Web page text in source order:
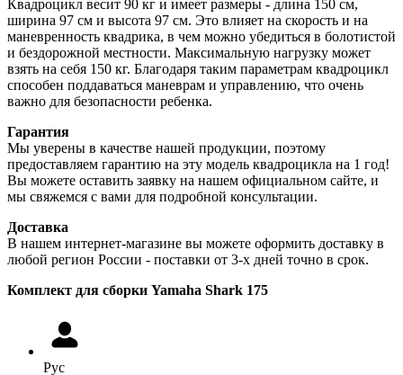
Квадроцикл весит 90 кг и имеет размеры - длина 150 см,
ширина 97 см и высота 97 см. Это влияет на скорость и на
маневренность квадрика, в чем можно убедиться в болотистой
и бездорожной местности. Максимальную нагрузку может
взять на себя 150 кг. Благодаря таким параметрам квадроцикл
способен поддаваться маневрам и управлению, что очень
важно для безопасности ребенка.
Гарантия
Мы уверены в качестве нашей продукции, поэтому
предоставляем гарантию на эту модель квадроцикла на 1 год!
Вы можете оставить заявку на нашем официальном сайте, и
мы свяжемся с вами для подробной консультации.
Доставка
В нашем интернет-магазине вы можете оформить доставку в
любой регион России - поставки от 3-х дней точно в срок.
Комплект для сборки Yamaha Shark 175
Рус